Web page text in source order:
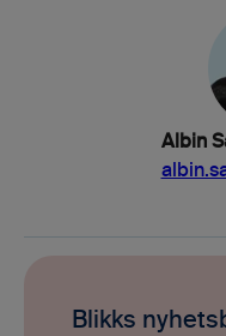
Albin
Blikks